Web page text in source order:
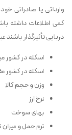
وارداتی یا صادراتی
کمی اطلاعات داشته
دریایی تأثیرگذار باشند
اسکله در کشور
اسکله در کشور
وزن و حجم کالا
نرخ ارز
بهای سوخت
ترم حمل و میزان